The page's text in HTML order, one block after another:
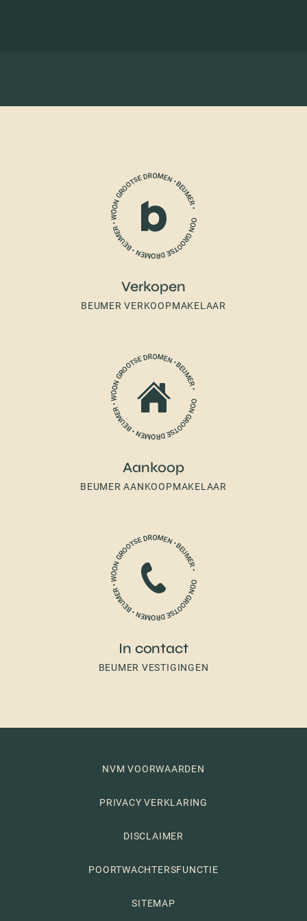
Verkopen
BEUMER VERKOOPMAKELAAR
Aankoop
BEUMER AANKOOPMAKELAAR
In contact
BEUMER VESTIGINGEN
NVM VOORWAARDEN
PRIVACY VERKLARING
DISCLAIMER
POORTWACHTERSFUNCTIE
SITEMAP